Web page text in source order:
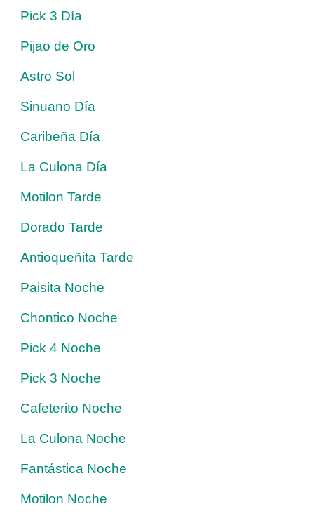
Pick 3 Día
Pijao de Oro
Astro Sol
Sinuano Día
Caribeña Día
La Culona Día
Motilon Tarde
Dorado Tarde
Antioqueñita Tarde
Paisita Noche
Chontico Noche
Pick 4 Noche
Pick 3 Noche
Cafeterito Noche
La Culona Noche
Fantástica Noche
Motilon Noche